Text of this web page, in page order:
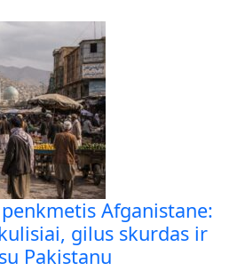
Afganistane:
gilus skurdas ir
Pakistanu